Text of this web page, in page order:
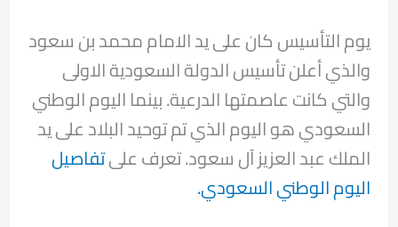
يوم التأسيس كان على يد الامام محمد بن سعود
والذي أعلن تأسيس الدولة السعودية الاولى
والتي كانت عاصمتها الدرعية. بينما اليوم الوطني
السعودي هو اليوم الذي تم توحيد البلاد على يد
الملك عبد العزيز آل سعود. تعرف علىتفاصيل
اليوم الوطني السعودي.